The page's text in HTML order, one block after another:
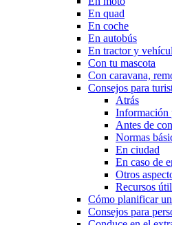
En quad
En coche
En autobús
En tractor y
Con tu mascota
Con caravana,
Consejos para
Atrás
Información
Antes de
Normas
En ciudad
En caso de
Otros
Recursos
Cómo planificar
Consejos para